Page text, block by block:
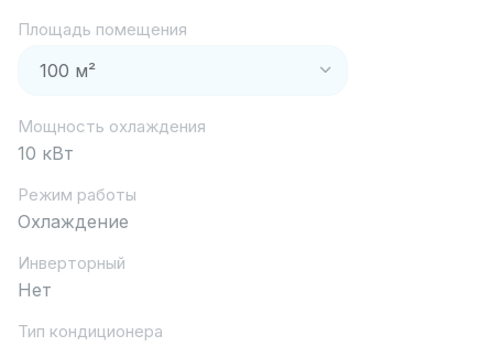
Площадь помещения
Мощность охлаждения
10 кВт
Режим работы
Охлаждение
Инверторный
Нет
Тип кондиционера